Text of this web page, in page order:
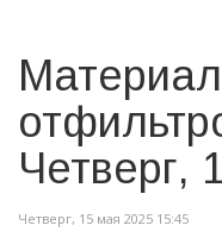
Четверг,
Четверг, 15 мая 2025 15:45